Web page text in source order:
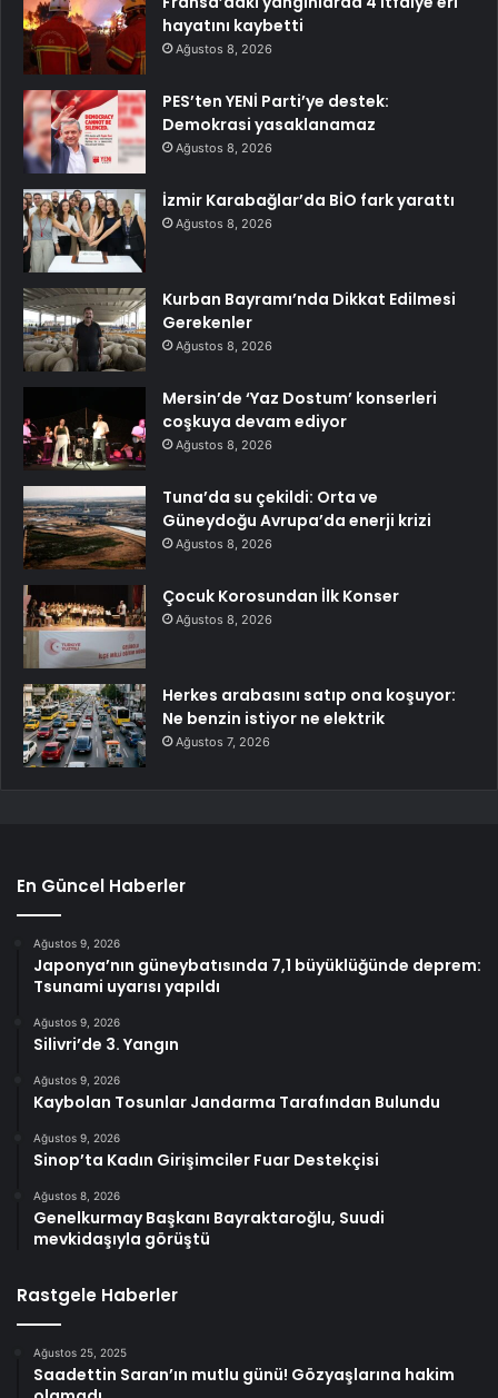
hayatını kaybetti
Ağustos 8, 2026
PES’ten YENİ Parti’ye destek:
Demokrasi yasaklanamaz
Ağustos 8, 2026
İzmir Karabağlar’da BİO fark yarattı
Ağustos 8, 2026
Kurban Bayramı’nda Dikkat Edilmesi
Gerekenler
Ağustos 8, 2026
Mersin’de ‘Yaz Dostum’ konserleri
coşkuya devam ediyor
Ağustos 8, 2026
Tuna’da su çekildi: Orta ve
Güneydoğu Avrupa’da enerji krizi
Ağustos 8, 2026
Çocuk Korosundan İlk Konser
Ağustos 8, 2026
Herkes arabasını satıp ona koşuyor:
Ne benzin istiyor ne elektrik
Ağustos 7, 2026
En Güncel Haberler
Ağustos 9, 2026
Japonya’nın güneybatısında 7,1 büyüklüğünde deprem:
Tsunami uyarısı yapıldı
Ağustos 9, 2026
Silivri’de 3. Yangın
Ağustos 9, 2026
Kaybolan Tosunlar Jandarma Tarafından Bulundu
Ağustos 9, 2026
Sinop’ta Kadın Girişimciler Fuar Destekçisi
Ağustos 8, 2026
Genelkurmay Başkanı Bayraktaroğlu, Suudi
mevkidaşıyla görüştü
Rastgele Haberler
Ağustos 25, 2025
Saadettin Saran’ın mutlu günü! Gözyaşlarına hakim